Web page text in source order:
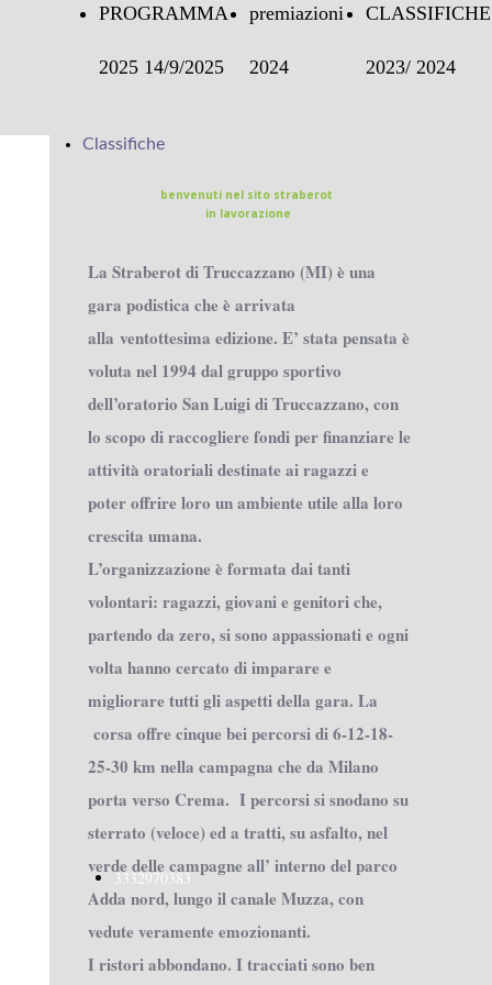
Classifiche
3332970383
benvenuti nel sito straberot
in lavorazione
PROGRAMMA
2025 14/9/2025
premiazioni
2024
CLASSIFICHE
2023/ 2024
La Straberot di Truccazzano (MI) è una
gara podistica che è arrivata
alla ventottesima edizione. E’ stata pensata è
voluta nel 1994 dal gruppo sportivo
dell’oratorio San Luigi di Truccazzano, con
lo scopo di raccogliere fondi per finanziare le
attività oratoriali destinate ai ragazzi e
poter offrire loro un ambiente utile alla loro
crescita umana.
L’organizzazione è formata dai tanti
volontari: ragazzi, giovani e genitori che,
partendo da zero, si sono appassionati e ogni
volta hanno cercato di imparare e
migliorare tutti gli aspetti della gara. La
corsa offre cinque bei percorsi di 6-12-18-
25-30 km nella campagna che da Milano
porta verso Crema. I percorsi si snodano su
sterrato (veloce) ed a tratti, su asfalto, nel
verde delle campagne all’ interno del parco
Adda nord, lungo il canale Muzza, con
vedute veramente emozionanti.
I ristori abbondano. I tracciati sono ben